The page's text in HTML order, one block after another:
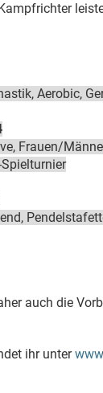
Aerobic,
Frauen/
auch die
ihr unter